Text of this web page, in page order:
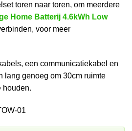
is:
€175.00.
toren naar toren, om meerdere
Home Batterij 4.6kWh Low
voor meer
een communicatiekabel en
lang genoeg om 30cm ruimte
houden.
01